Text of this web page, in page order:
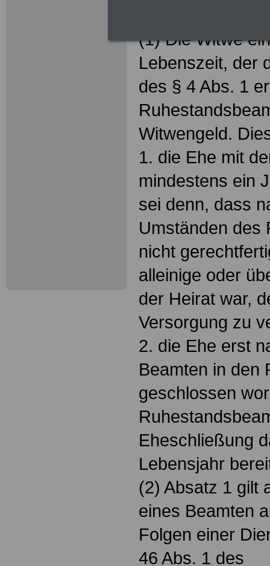
(1) Die Witwe
Lebenszeit, der
des § 4 Abs. 1
Witwengeld.
1. die Ehe mit
mindestens ein
sei denn, dass
Umständen des
nicht
alleinige oder
der Heirat war,
Versorgung zu
2. die Ehe erst
Beamten in den
geschlossen
Eheschließung
Lebensjahr
(2) Absatz 1 gilt
eines Beamten
Folgen einer
46 Abs. 1 des